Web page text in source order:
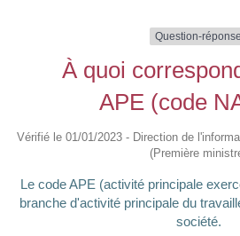
Question-réponse
À quoi
APE (code
Vérifié le 01/01/2023 - Direction de
(Première
Le code APE (activité principale
branche d'activité principale du
société.